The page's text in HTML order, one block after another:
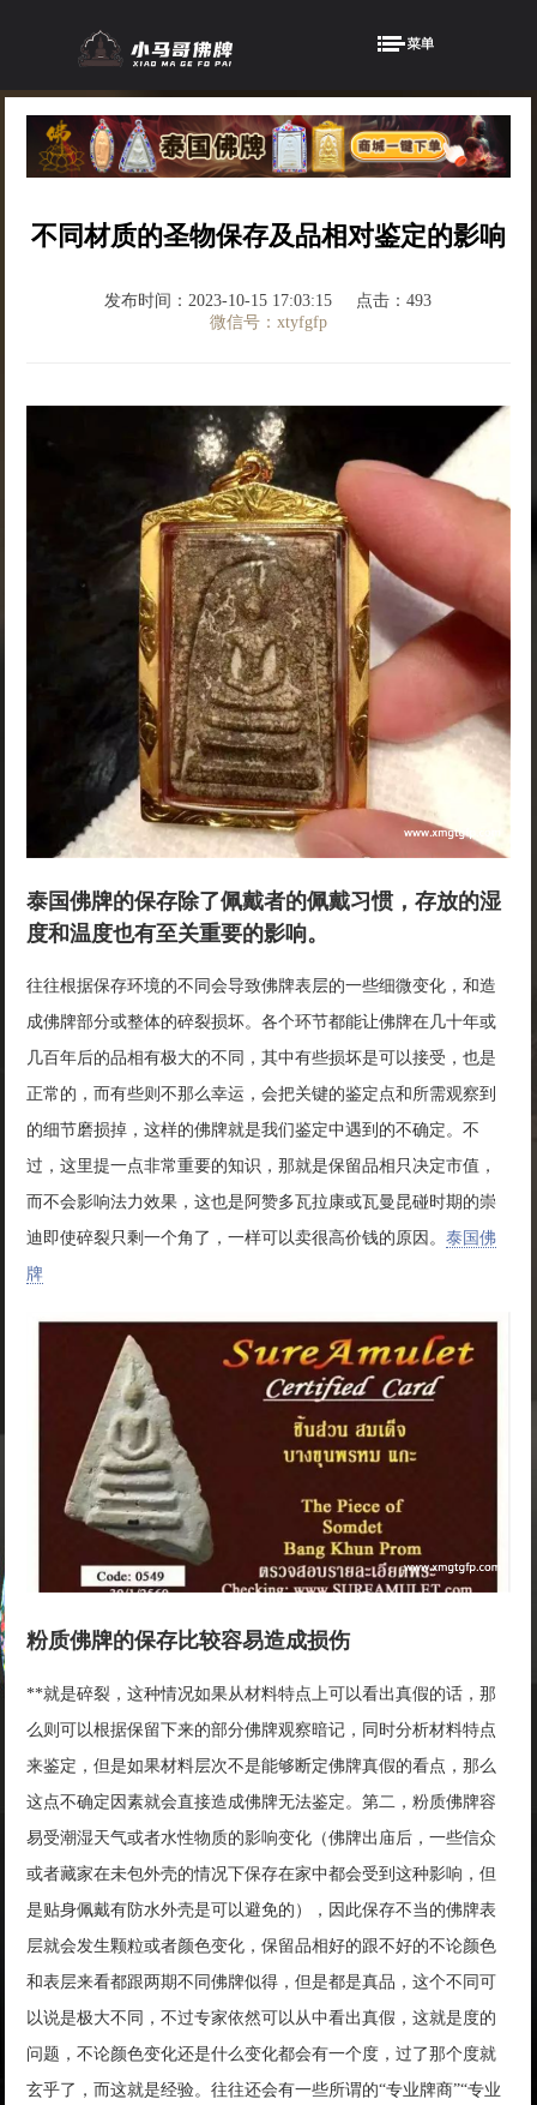
不同材质的圣物保存及品相对鉴定的影响
发布时间：2023-10-15 17:03:15
点击：493
微信号：xtyfgfp
泰国佛牌的保存除了佩戴者的佩戴习惯，存放的湿
度和温度也有至关重要的影响。
往往根据保存环境的不同会导致佛牌表层的一些细微变化，和造
成佛牌部分或整体的碎裂损坏。各个环节都能让佛牌在几十年或
几百年后的品相有极大的不同，其中有些损坏是可以接受，也是
正常的，而有些则不那么幸运，会把关键的鉴定点和所需观察到
的细节磨损掉，这样的佛牌就是我们鉴定中遇到的不确定。不
过，这里提一点非常重要的知识，那就是保留品相只决定市值，
而不会影响法力效果，这也是阿赞多瓦拉康或瓦曼昆碰时期的崇
迪即使碎裂只剩一个角了，一样可以卖很高价钱的原因。泰国佛
牌
粉质佛牌的保存比较容易造成损伤
**就是碎裂，这种情况如果从材料特点上可以看出真假的话，那
么则可以根据保留下来的部分佛牌观察暗记，同时分析材料特点
来鉴定，但是如果材料层次不是能够断定佛牌真假的看点，那么
这点不确定因素就会直接造成佛牌无法鉴定。第二，粉质佛牌容
易受潮湿天气或者水性物质的影响变化（佛牌出庙后，一些信众
或者藏家在未包外壳的情况下保存在家中都会受到这种影响，但
是贴身佩戴有防水外壳是可以避免的），因此保存不当的佛牌表
层就会发生颗粒或者颜色变化，保留品相好的跟不好的不论颜色
和表层来看都跟两期不同佛牌似得，但是都是真品，这个不同可
以说是极大不同，不过专家依然可以从中看出真假，这就是度的
问题，不论颜色变化还是什么变化都会有一个度，过了那个度就
玄乎了，而这就是经验。往往还会有一些所谓的“专业牌商”“专业